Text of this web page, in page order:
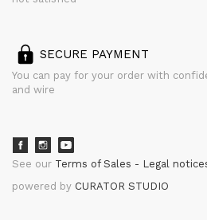
SECURE PAYMENT
You can pay for your order with
and wire
See our Terms of Sales Legal
powered by CURATOR STUDIO